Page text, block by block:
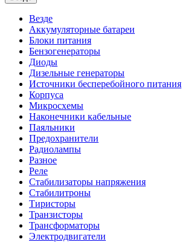
Везде
Аккумуляторные батареи
Блоки питания
Бензогенераторы
Диоды
Дизельные генераторы
Источники бесперебойного питания
Корпуса
Микросхемы
Наконечники кабельные
Паяльники
Предохранители
Радиолампы
Разное
Реле
Стабилизаторы напряжения
Стабилитроны
Тиристоры
Транзисторы
Трансформаторы
Электродвигатели